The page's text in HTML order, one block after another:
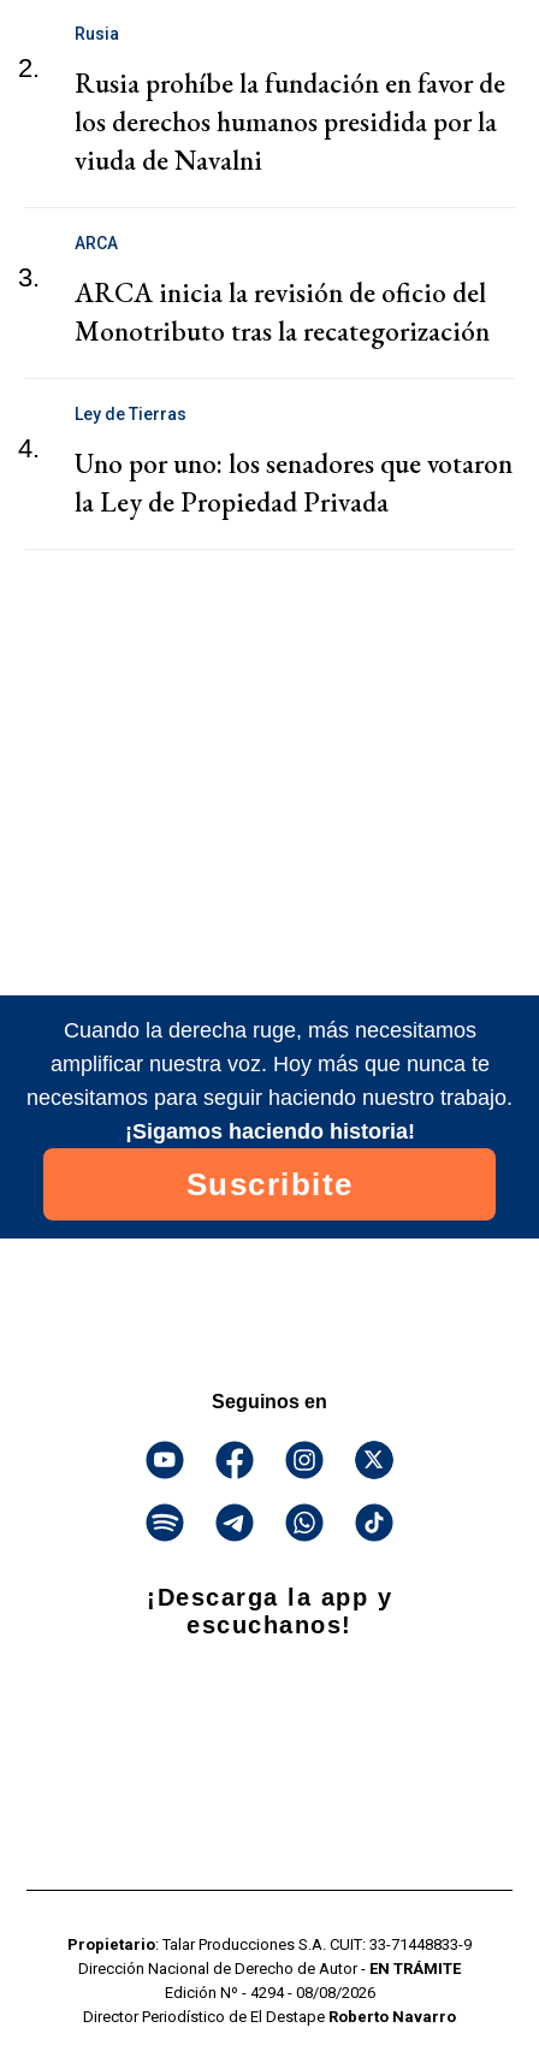
2.
Rusia
Rusia prohíbe la fundación en favor de
los derechos humanos presidida por la
viuda de Navalni
3.
ARCA
ARCA inicia la revisión de oficio del
Monotributo tras la recategorización
4.
Ley de Tierras
Uno por uno: los senadores que votaron
la Ley de Propiedad Privada
Cuando la derecha ruge, más necesitamos
amplificar nuestra voz. Hoy más que nunca te
necesitamos para seguir haciendo nuestro trabajo.
¡Sigamos haciendo historia!
Suscribite
Seguinos en
¡Descarga la app y
escuchanos!
Propietario: Talar Producciones S.A. CUIT: 33-71448833-9
Dirección Nacional de Derecho de Autor - EN TRÁMITE
Edición Nº - 4294 - 08/08/2026
Director Periodístico de El Destape Roberto Navarro